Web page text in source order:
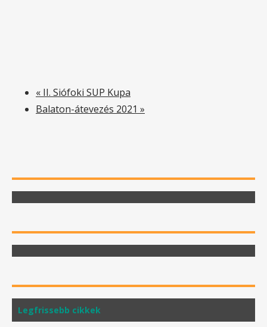
« II. Siófoki SUP Kupa
Balaton-átevezés 2021 »
Legfrissebb cikkek